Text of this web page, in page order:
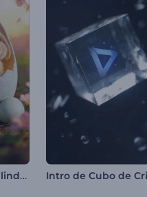
Introducción del lindo conejito de Pascua